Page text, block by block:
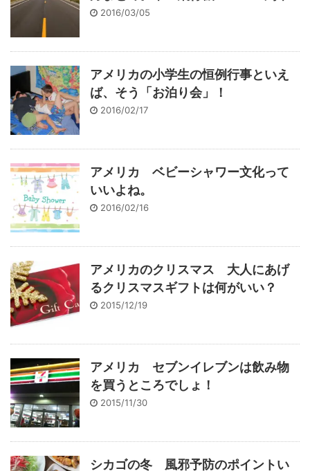
2016/03/05
アメリカの小学生の恒例行事といえ
ば、そう「お泊り会」！
2016/02/17
アメリカ ベビーシャワー文化って
いいよね。
2016/02/16
アメリカのクリスマス 大人にあげ
るクリスマスギフトは何がいい？
2015/12/19
アメリカ セブンイレブンは飲み物
を買うところでしょ！
2015/11/30
シカゴの冬 風邪予防のポイントい